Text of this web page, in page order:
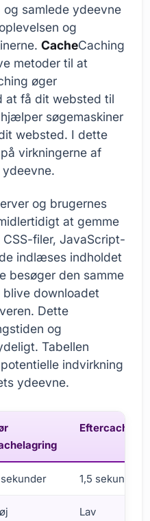
samlede ydeevne
og
CacheCaching
metoder til at
øger
at få dit websted til
søgemaskiner
websted. I dette
virkningerne af
og brugernes
at gemme
filer, JavaScript-
indlæses indholdet
besøger den samme
downloadet
Dette
og
Tabellen
indvirkning
ydeevne.
Eftercaching
1,5 sekunder
Lav